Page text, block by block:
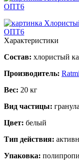
Характеристики
Состав: хлористый
Производитель:
Вес: 20 кг
Вид частицы: гранула
Цвет: белый
Тип действия:
Упаковка: